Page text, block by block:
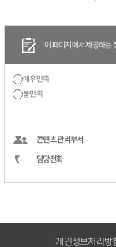
이 페이지에서 제공하는
매우만족
불만족
콘텐츠 관리부서
담당전화
개인정보처리방